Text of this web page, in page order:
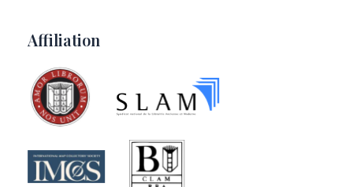
Affiliation